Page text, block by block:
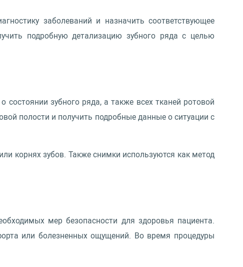
заболеваний и назначить соответствующее
подробную детализацию зубного ряда с целью
зубного ряда, а также всех тканей ротовой
полости и получить подробные данные о ситуации с
корнях зубов. Также снимки используются как метод
мер безопасности для здоровья пациента.
или болезненных ощущений. Во время процедуры